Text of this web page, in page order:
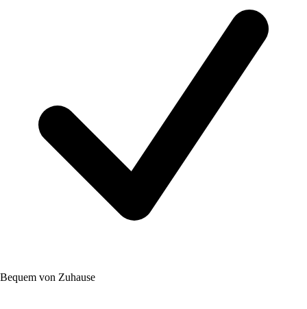
Bequem von Zuhause